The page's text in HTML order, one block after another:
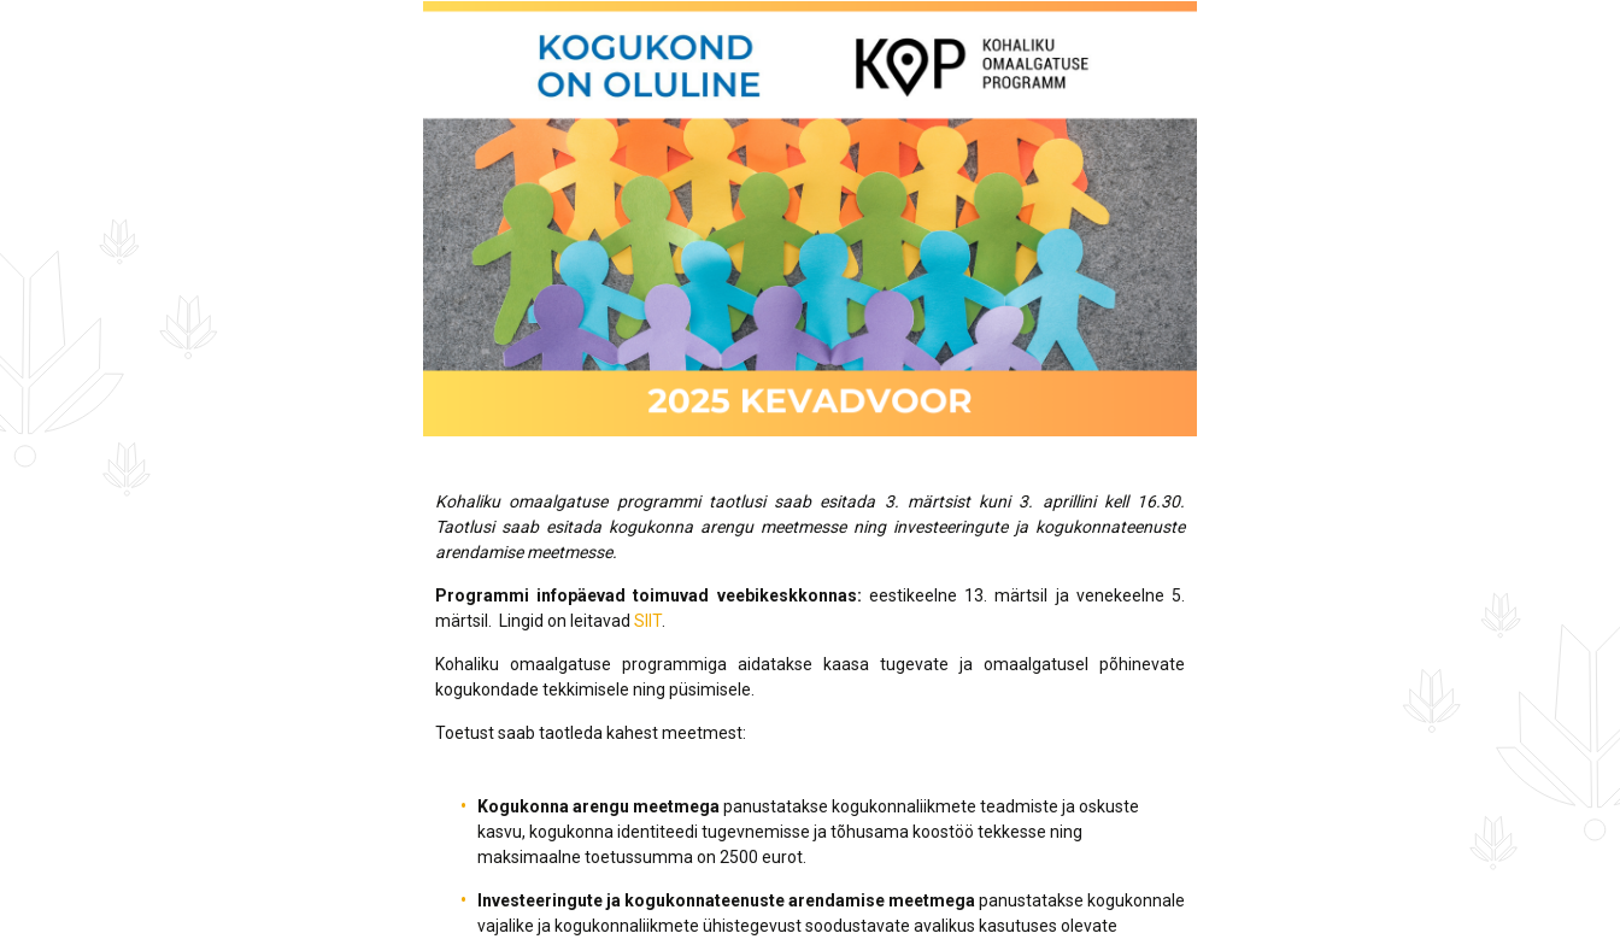
Lõppenud projektid
30 aastat Tartumaa
Omavalitsuste Liitu
ja heaoluprofiil 2021
Partnerid
Tartumaa loomerada
Toimunud
Arengusuunad
Kohaliku omaalgatuse programmi taotlusi saab esitada 3. märtsist kuni 3. aprillini kell 16.30.
Taotlusi saab esitada kogukonna arengu meetmesse ning investeeringute ja kogukonnateenuste
arendamise meetmesse.
Programmi infopäevad toimuvad veebikeskkonnas: eestikeelne 13. märtsil ja venekeelne 5.
märtsil. Lingid on leitavad SIIT.
Kohaliku omaalgatuse programmiga aidatakse kaasa tugevate ja omaalgatusel põhinevate
kogukondade tekkimisele ning püsimisele.
Toetust saab taotleda kahest meetmest:
Kogukonna arengu meetmega panustatakse kogukonnaliikmete teadmiste ja oskuste
kasvu, kogukonna identiteedi tugevnemisse ja tõhusama koostöö tekkesse ning
maksimaalne toetussumma on 2500 eurot.
Investeeringute ja kogukonnateenuste arendamise meetmega panustatakse kogukonnale
vajalike ja kogukonnaliikmete ühistegevust soodustavate avalikus kasutuses olevate